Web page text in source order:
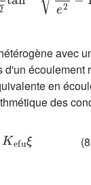
avec
en
des
efu ξ